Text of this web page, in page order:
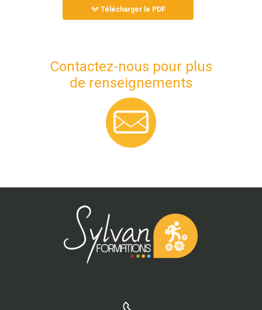
Télécharger le PDF
Contactez-nous pour plus
de renseignements